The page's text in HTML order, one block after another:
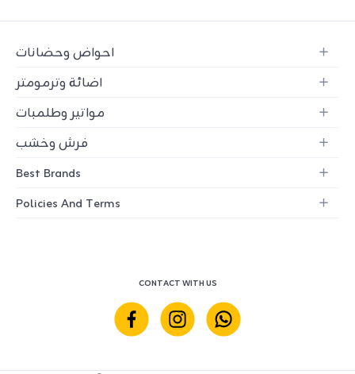
احواض وحضانات
اضائة وترمومتر
مواتير وطلمبات
فرش وخشب
Best Brands
Policies And Terms
CONTACT WITH US